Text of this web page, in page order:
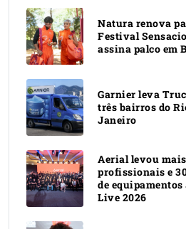
Natura renova
Festival
assina palco em
Garnier leva
três bairros do
Janeiro
Aerial levou
profissionais e
de equipamentos
Live 2026